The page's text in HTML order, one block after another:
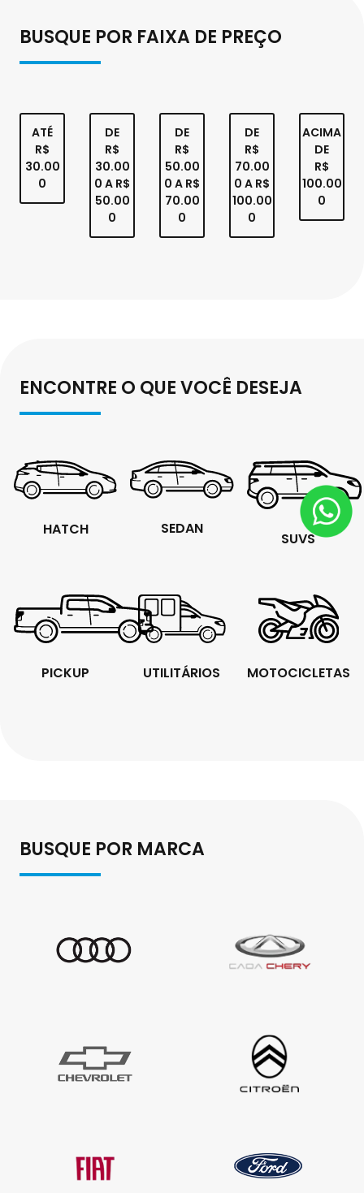
BUSQUE POR FAIXA DE PREÇO
ATÉ
R$
30.00
0
DE
R$
30.00
0 A R$
50.00
0
DE
R$
50.00
0 A R$
70.00
0
DE
R$
70.00
0 A R$
100.00
0
ACIMA
DE
R$
100.00
0
ENCONTRE O QUE VOCÊ DESEJA
HATCH SEDAN
SUVS
PICKUP UTILITÁRIOS MOTOCICLETAS
BUSQUE POR MARCA